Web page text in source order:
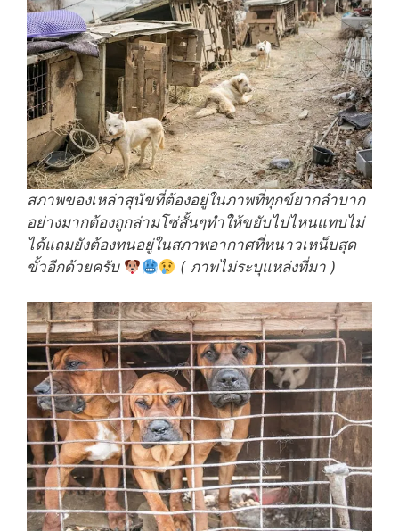
สภาพของเหล่าสุนัขที่ต้องอยู่ในภาพที่ทุกข์ยากลำบาก
อย่างมากต้องถูกล่ามโซ่สั้นๆทำให้ขยับไปไหนแทบไม่
ได้แถมยังต้องทนอยู่ในสภาพอากาศที่หนาวเหน็บสุด
ขั้วอีกด้วยครับ
( ภาพไม่ระบุแหล่งที่มา )